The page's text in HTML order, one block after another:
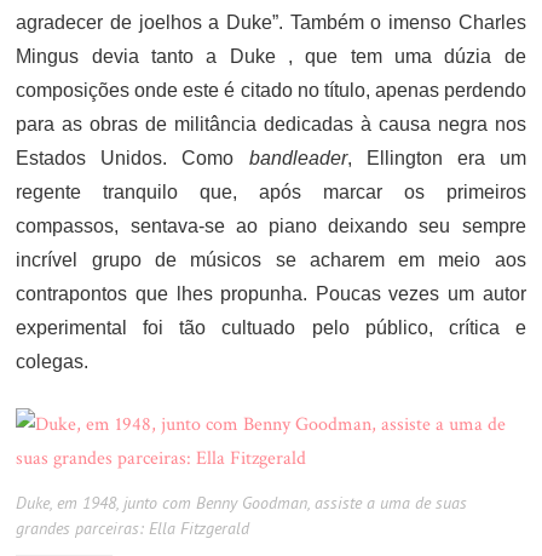
agradecer de joelhos a Duke”. Também o imenso Charles
Mingus devia tanto a Duke , que tem uma dúzia de
composições onde este é citado no título, apenas perdendo
para as obras de militância dedicadas à causa negra nos
Estados Unidos. Como bandleader, Ellington era um
regente tranquilo que, após marcar os primeiros
compassos, sentava-se ao piano deixando seu sempre
incrível grupo de músicos se acharem em meio aos
contrapontos que lhes propunha. Poucas vezes um autor
experimental foi tão cultuado pelo público, crítica e
colegas.
Duke, em 1948, junto com Benny Goodman, assiste a uma de suas
grandes parceiras: Ella Fitzgerald